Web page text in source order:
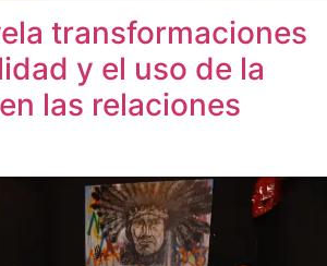
transformaciones
y el uso de la
las relaciones